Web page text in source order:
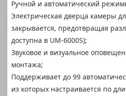
Ручной и автоматический
Электрическая дверца камеры
закрывается, предотвращая
доступна в UM-6000S);
Звуковое и визуальное
монтажа;
Поддерживает до 99
из которых настраивается по